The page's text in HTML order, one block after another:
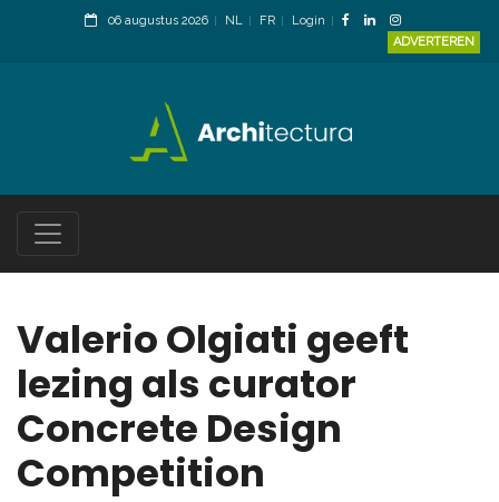
06 augustus 2026 NL FR
Login
ADVERTEREN
Valerio Olgiati geeft
lezing als curator
Concrete Design
Competition